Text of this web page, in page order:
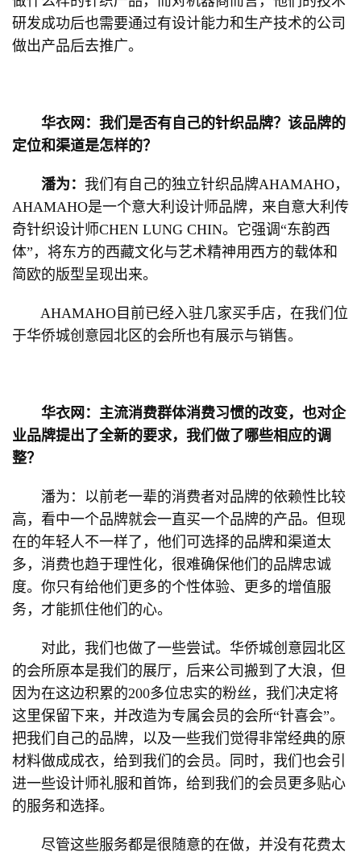
研发成功后也需要通过有设计能力和生产技术的公司
做出产品后去推广。
华衣网：我们是否有自己的针织品牌？该品牌的
定位和渠道是怎样的？
潘为： 我们有自己的独立针织品牌AHAMAHO，
AHAMAHO是一个意大利设计师品牌，来自意大利传
奇针织设计师CHEN LUNG CHIN。它强调“东韵西
体”，将东方的西藏文化与艺术精神用西方的载体和
简欧的版型呈现出来。
AHAMAHO目前已经入驻几家买手店，在我们位
于华侨城创意园北区的会所也有展示与销售。
华衣网：主流消费群体消费习惯的改变，也对企
业品牌提出了全新的要求，我们做了哪些相应的调
整？
潘为：以前老一辈的消费者对品牌的依赖性比较
高，看中一个品牌就会一直买一个品牌的产品。但现
在的年轻人不一样了，他们可选择的品牌和渠道太
多，消费也趋于理性化，很难确保他们的品牌忠诚
度。你只有给他们更多的个性体验、更多的增值服
务，才能抓住他们的心。
对此，我们也做了一些尝试。华侨城创意园北区
的会所原本是我们的展厅，后来公司搬到了大浪，但
因为在这边积累的200多位忠实的粉丝，我们决定将
这里保留下来，并改造为专属会员的会所“针喜会”。
把我们自己的品牌，以及一些我们觉得非常经典的原
材料做成成衣，给到我们的会员。同时，我们也会引
进一些设计师礼服和首饰，给到我们的会员更多贴心
的服务和选择。
尽管这些服务都是很随意的在做，并没有花费太